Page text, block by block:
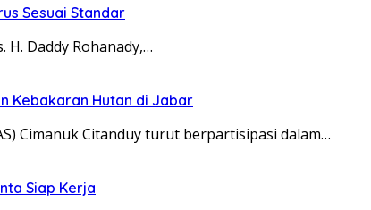
Sesuai Standar
H. Daddy Rohanady,…
Kebakaran Hutan di Jabar
Cimanuk Citanduy turut berpartisipasi dalam…
Siap Kerja